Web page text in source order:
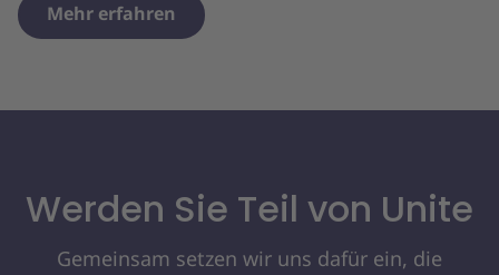
Mehr erfahren
Werden Sie Teil von Unite
Gemeinsam setzen wir uns dafür ein, die